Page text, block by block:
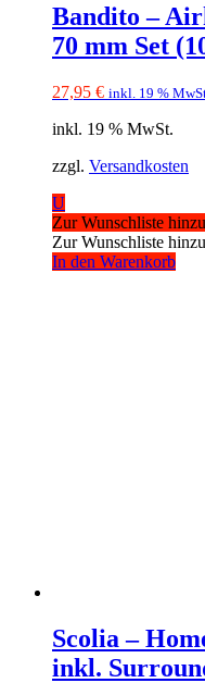
Bandito –
70 mm Set
27,95 € inkl. 19 %
inkl. 19 % MwSt.
zzgl. Versandkosten
U
Zur Wunschliste
Zur Wunschliste
In den Warenkorb
Scolia –
inkl.